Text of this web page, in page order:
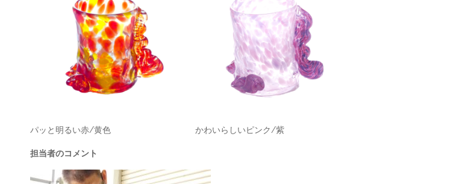
パッと明るい赤/黄色 かわいらしいピンク/紫
担当者のコメント